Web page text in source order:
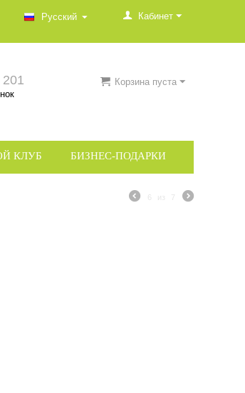
Кабинет
Русский
Корзина пуста
КЛУБ БИЗНЕС-ПОДАРКИ